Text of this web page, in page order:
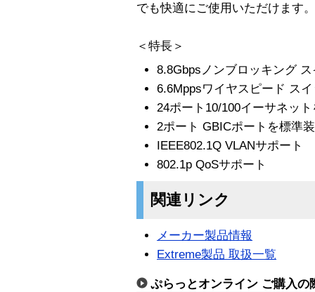
でも快適にご使用いただけます。
＜特長＞
8.8Gbpsノンブロッキング
6.6Mppsワイヤスピード ス
24ポート10/100イーサネッ
2ポート GBICポートを標準
IEEE802.1Q VLANサポート
802.1p QoSサポート
関連リンク
メーカー製品情報
Extreme製品 取扱一覧
ぷらっとオンライン ご購入の